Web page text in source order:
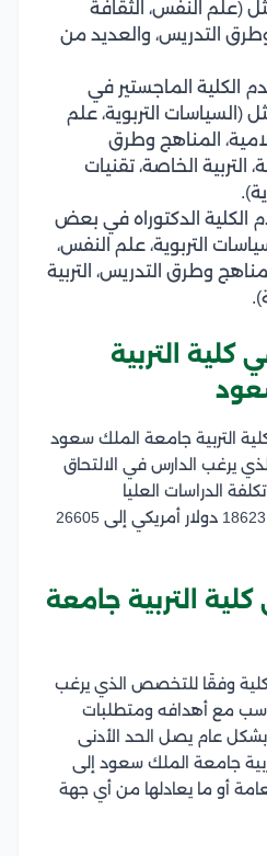
النفس، الثقافة
وطرق التدريس، والعديد من
الكلية الماجستير في
التربوية، علم
المناهج وطرق
التربية الخاصة، تقنيات
الكلية الدكتوراه في بعض
التربوية، علم النفس،
وطرق التدريس، التربية
كلية التربية
التربية جامعة الملك سعود
يرغب الدارس في الالتحاق
الدراسات العليا
(الماجستير، الدكتوراه) من 18623 دولار أمريكي إلى 26605
التربية جامعة
وفقًا للتخصص الذي يرغب
مع أهدافه ومتطلبات
عام يصل الحد الأدنى
جامعة الملك سعود إلى
أو ما يعادلها من أي جهة